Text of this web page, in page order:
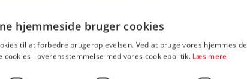
hjemmeside bruger cookies
til at forbedre brugeroplevelsen. Ved at bruge vores hjemmeside
cookies i overensstemmelse med vores cookiepolitik. Læs mere